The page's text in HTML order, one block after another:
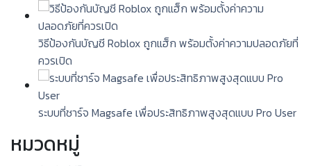
วิธีป้องกันบัญชี Roblox ถูกแฮ็ก พร้อมตั้งค่าความปลอดภัยที่
ควรเปิด
ระบบที่ชาร์จ Magsafe เพื่อประสิทธิภาพสูงสุดแบบ Pro User
หมวดหมู่